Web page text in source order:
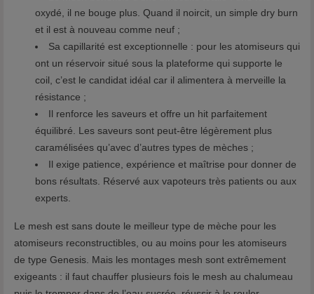
oxydé, il ne bouge plus. Quand il noircit, un simple dry burn
et il est à nouveau comme neuf ;
Sa capillarité est exceptionnelle : pour les atomiseurs qui
ont un réservoir situé sous la plateforme qui supporte le
coil, c’est le candidat idéal car il alimentera à merveille la
résistance ;
Il renforce les saveurs et offre un hit parfaitement
équilibré. Les saveurs sont peut-être légèrement plus
caramélisées qu’avec d’autres types de mèches ;
Il exige patience, expérience et maîtrise pour donner de
bons résultats. Réservé aux vapoteurs très patients ou aux
experts.
Le mesh est sans doute le meilleur type de mèche pour les
atomiseurs reconstructibles, ou au moins pour les atomiseurs
de type Genesis. Mais les montages mesh sont extrêmement
exigeants : il faut chauffer plusieurs fois le mesh au chalumeau